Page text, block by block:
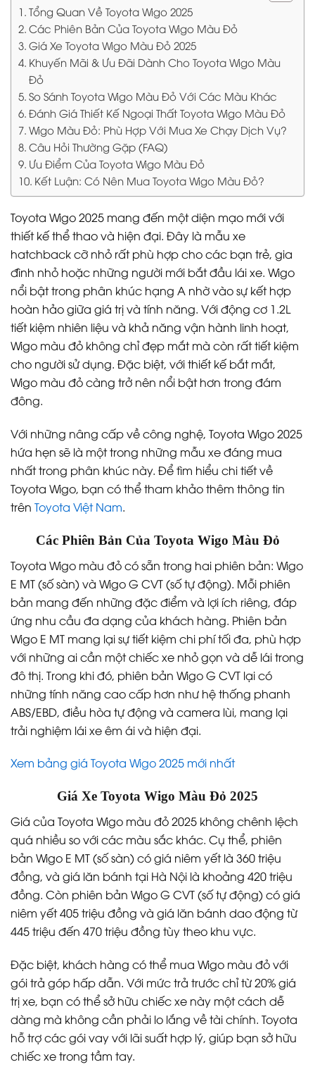
Tổng Quan Về Toyota Wigo 2025
Các Phiên Bản Của Toyota Wigo Màu Đỏ
Giá Xe Toyota Wigo Màu Đỏ 2025
Khuyến Mãi & Ưu Đãi Dành Cho Toyota Wigo Màu
Đỏ
So Sánh Toyota Wigo Màu Đỏ Với Các Màu Khác
Đánh Giá Thiết Kế Ngoại Thất Toyota Wigo Màu Đỏ
Wigo Màu Đỏ: Phù Hợp Với Mua Xe Chạy Dịch Vụ?
Câu Hỏi Thường Gặp (FAQ)
Ưu Điểm Của Toyota Wigo Màu Đỏ
Kết Luận: Có Nên Mua Toyota Wigo Màu Đỏ?
Toyota Wigo 2025 mang đến một diện mạo mới với
thiết kế thể thao và hiện đại. Đây là mẫu xe
hatchback cỡ nhỏ rất phù hợp cho các bạn trẻ, gia
đình nhỏ hoặc những người mới bắt đầu lái xe. Wigo
nổi bật trong phân khúc hạng A nhờ vào sự kết hợp
hoàn hảo giữa giá trị và tính năng. Với động cơ 1.2L
tiết kiệm nhiên liệu và khả năng vận hành linh hoạt,
Wigo màu đỏ không chỉ đẹp mắt mà còn rất tiết kiệm
cho người sử dụng. Đặc biệt, với thiết kế bắt mắt,
Wigo màu đỏ càng trở nên nổi bật hơn trong đám
đông.
Với những nâng cấp về công nghệ, Toyota Wigo 2025
hứa hẹn sẽ là một trong những mẫu xe đáng mua
nhất trong phân khúc này. Để tìm hiểu chi tiết về
Toyota Wigo, bạn có thể tham khảo thêm thông tin
trên Toyota Việt Nam.
Các Phiên Bản Của Toyota Wigo Màu Đỏ
Toyota Wigo màu đỏ có sẵn trong hai phiên bản: Wigo
E MT (số sàn) và Wigo G CVT (số tự động). Mỗi phiên
bản mang đến những đặc điểm và lợi ích riêng, đáp
ứng nhu cầu đa dạng của khách hàng. Phiên bản
Wigo E MT mang lại sự tiết kiệm chi phí tối đa, phù hợp
với những ai cần một chiếc xe nhỏ gọn và dễ lái trong
đô thị. Trong khi đó, phiên bản Wigo G CVT lại có
những tính năng cao cấp hơn như hệ thống phanh
ABS/EBD, điều hòa tự động và camera lùi, mang lại
trải nghiệm lái xe êm ái và hiện đại.
Xem bảng giá Toyota Wigo 2025 mới nhất
Giá Xe Toyota Wigo Màu Đỏ 2025
Giá của Toyota Wigo màu đỏ 2025 không chênh lệch
quá nhiều so với các màu sắc khác. Cụ thể, phiên
bản Wigo E MT (số sàn) có giá niêm yết là 360 triệu
đồng, và giá lăn bánh tại Hà Nội là khoảng 420 triệu
đồng. Còn phiên bản Wigo G CVT (số tự động) có giá
niêm yết 405 triệu đồng và giá lăn bánh dao động từ
445 triệu đến 470 triệu đồng tùy theo khu vực.
Đặc biệt, khách hàng có thể mua Wigo màu đỏ với
gói trả góp hấp dẫn. Với mức trả trước chỉ từ 20% giá
trị xe, bạn có thể sở hữu chiếc xe này một cách dễ
dàng mà không cần phải lo lắng về tài chính. Toyota
hỗ trợ các gói vay với lãi suất hợp lý, giúp bạn sở hữu
chiếc xe trong tầm tay.